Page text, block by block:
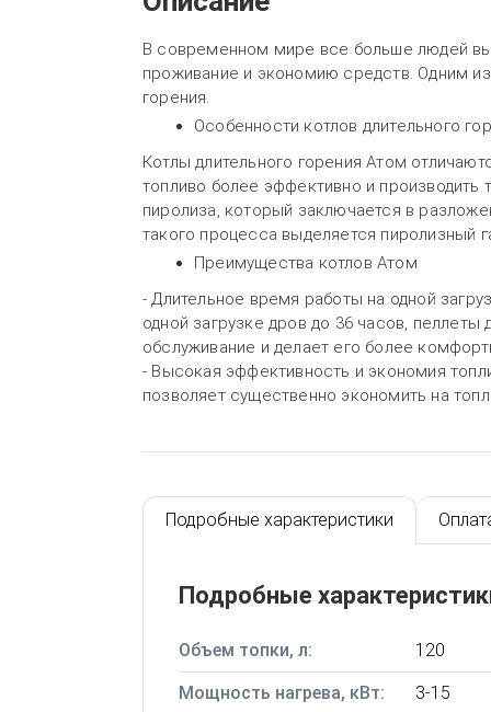
В современном мире все больше людей
проживание и экономию средств. Одним
горения.
Особенности котлов длительного
Котлы длительного горения Атом
топливо более эффективно и производить
пиролиза, который заключается в
такого процесса выделяется пиролизный
Преимущества котлов Атом
- Длительное время работы на одной
одной загрузке дров до 36 часов, пеллеты
обслуживание и делает его более
- Высокая эффективность и экономия
позволяет существенно экономить на
Подробные характеристики
Подробные
Объем топки, л: 120
Мощность нагрева, кВт: 3-15